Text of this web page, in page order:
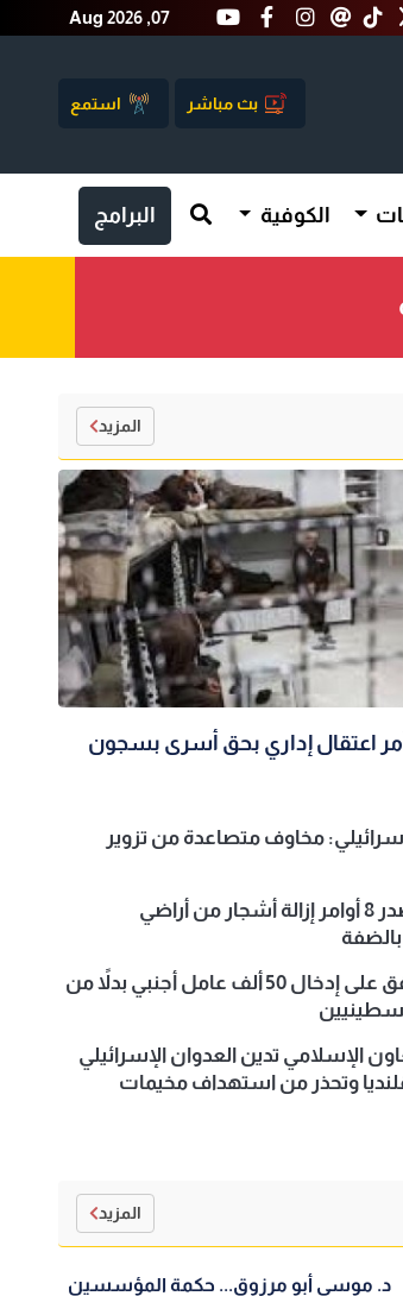
Aug 2026 ,07
بث مباشر استمع
الكوفية البرامج
المزيد
| 66 أمر اعتقال إداري بحق أسرى بسجون
مخاوف متصاعدة من تزوير
الاحتلال يصدر 8 أوامر إزالة أشجار من أراضي
نتنياهو يوافق على إدخال 50 ألف عامل أجنبي بدلاً من
الإسلامي تدين العدوان الإسرائيلي
وتحذر من استهداف مخيمات
المزيد
د. موسى أبو مرزوق... حكمة المؤسسين